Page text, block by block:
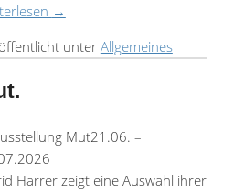
→
unter Allgemeines
21.06. –
Harrer zeigt eine Auswahl ihrer